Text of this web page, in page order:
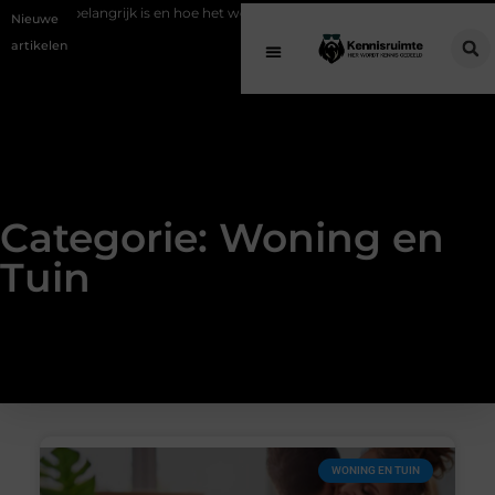
Nieuwe
artikelen
werkt EMS suits en EMS training: efficiënt werken aan je fitness
Categorie: Woning en
Tuin
WONING EN TUIN